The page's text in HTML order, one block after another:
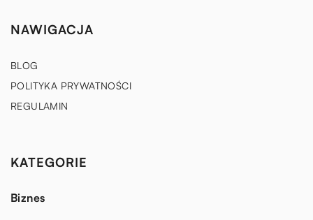
NAWIGACJA
BLOG
POLITYKA PRYWATNOŚCI
REGULAMIN
KATEGORIE
Biznes